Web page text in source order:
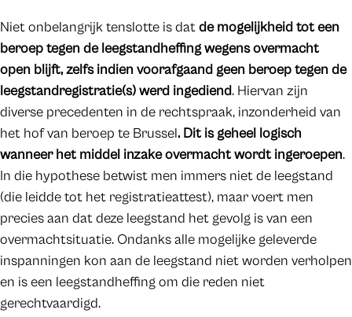
Niet onbelangrijk tenslotte is datde mogelijkheid tot een
beroep tegen de leegstandheffing wegens overmacht
open blijft, zelfs indien voorafgaand geen beroep tegen de
leegstandregistratie(s) werd ingediend. Hiervan zijn
diverse precedenten in de rechtspraak, inzonderheid van
het hof van beroep te Brussel. Dit is geheel logisch
wanneer het middel inzake overmacht wordt ingeroepen.
In die hypothese betwist men immers niet de leegstand
(die leidde tot het registratieattest), maar voert men
precies aan dat deze leegstand het gevolg is van een
overmachtsituatie. Ondanks alle mogelijke geleverde
inspanningen kon aan de leegstand niet worden verholpen
en is een leegstandheffing om die reden niet
gerechtvaardigd.